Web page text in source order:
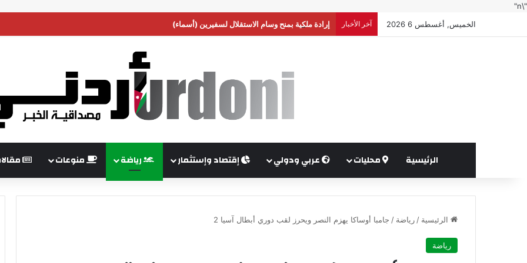
"\n"
الخميس, أغسطس 6 2026
آخر الأخبار إرادة ملكية بمنح وسام الاستقلال لسفيرين (أسماء)
الرئيسية محليات عربي ودولي إقتصاد وإستثمار رياضة منوعات
الرئيسية / رياضة / جامبا أوساكا يهزم النصر ويحرز لقب دوري أبطال آسيا 2
رياضة